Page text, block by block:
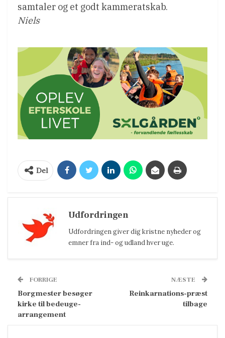
samtaler og et godt kammeratskab.
Niels
Del
Udfordringen
Udfordringen giver dig kristne nyheder og
emner fra ind- og udland hver uge.
FORRIGE
Borgmester besøger
kirke til bedeuge-
arrangement
NÆSTE
Reinkarnations-præst
tilbage